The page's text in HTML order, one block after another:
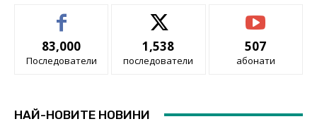
83,000
Последователи
1,538
последователи
507
абонати
НАЙ-НОВИТЕ НОВИНИ